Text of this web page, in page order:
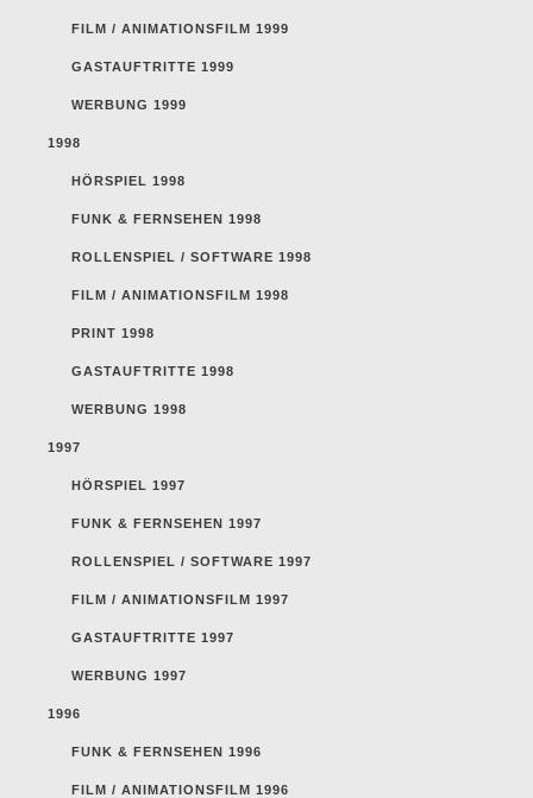
FILM / ANIMATIONSFILM 1999
GASTAUFTRITTE 1999
WERBUNG 1999
1998
HÖRSPIEL 1998
FUNK & FERNSEHEN 1998
ROLLENSPIEL / SOFTWARE 1998
FILM / ANIMATIONSFILM 1998
PRINT 1998
GASTAUFTRITTE 1998
WERBUNG 1998
1997
HÖRSPIEL 1997
FUNK & FERNSEHEN 1997
ROLLENSPIEL / SOFTWARE 1997
FILM / ANIMATIONSFILM 1997
GASTAUFTRITTE 1997
WERBUNG 1997
1996
FUNK & FERNSEHEN 1996
FILM / ANIMATIONSFILM 1996